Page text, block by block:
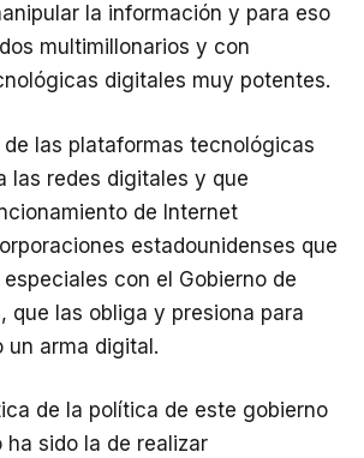
la información y para eso
multimillonarios y con
digitales muy potentes.
las plataformas tecnológicas
las redes digitales y que
de Internet
estadounidenses que
con el Gobierno de
que las obliga y presiona para
un arma digital.
de la política de este gobierno
ha sido la de realizar